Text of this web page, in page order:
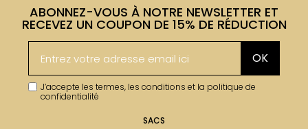
ABONNEZ-VOUS À NOTRE NEWSLETTER ET
RECEVEZ UN COUPON DE 15% DE RÉDUCTION
OK
J’accepte les termes, les conditions et la politique de
confidentialité
SACS